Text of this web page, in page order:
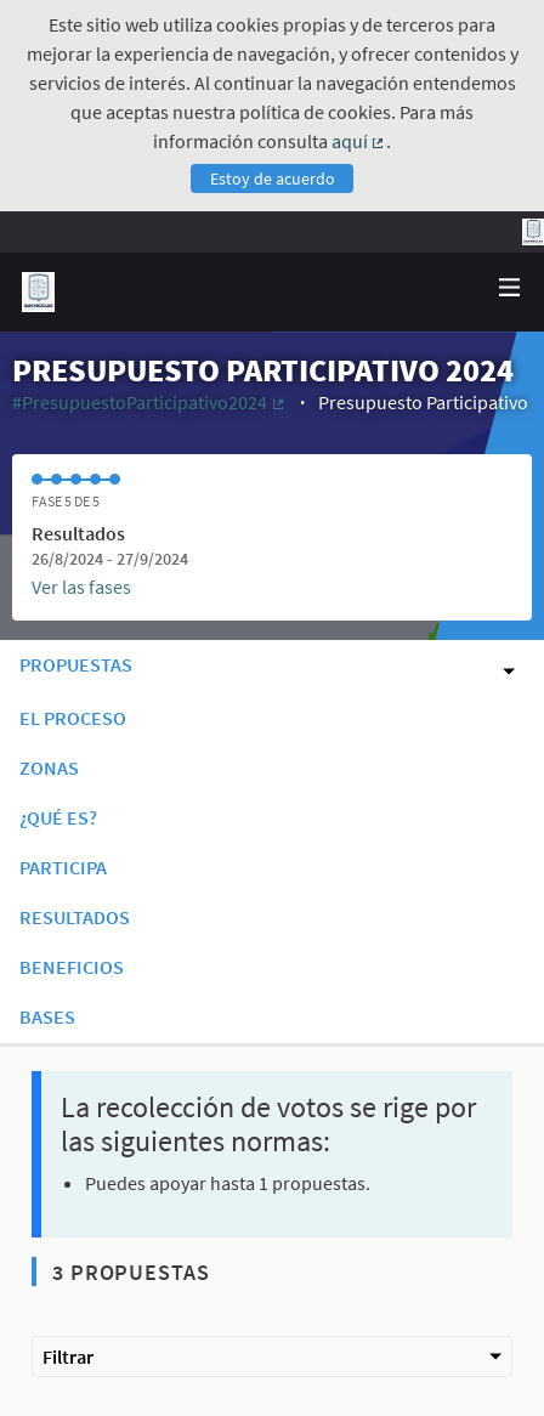
Este sitio web utiliza cookies propias y de terceros para
mejorar la experiencia de navegación, y ofrecer contenidos y
servicios de interés. Al continuar la navegación entendemos
que aceptas nuestra política de cookies. Para más
información consulta aquí
.
Estoy de acuerdo
PRESUPUESTO PARTICIPATIVO 2024
#PresupuestoParticipativo2024
Presupuesto Participativo
FASE 5 DE 5
Resultados
26/8/2024 - 27/9/2024
Ver las fases
PROPUESTAS
EL PROCESO
ZONAS
¿QUÉ ES?
PARTICIPA
RESULTADOS
BENEFICIOS
BASES
La recolección de votos se rige por
las siguientes normas:
Puedes apoyar hasta 1 propuestas.
3 PROPUESTAS
Filtrar